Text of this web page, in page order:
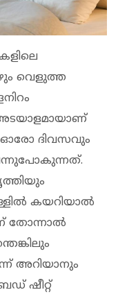
വെളുത്ത
ഓരോ ദിവസവും
കയറിയാല്‍
തോന്നാല്‍
അറിയാനും
ഷീറ്റ്